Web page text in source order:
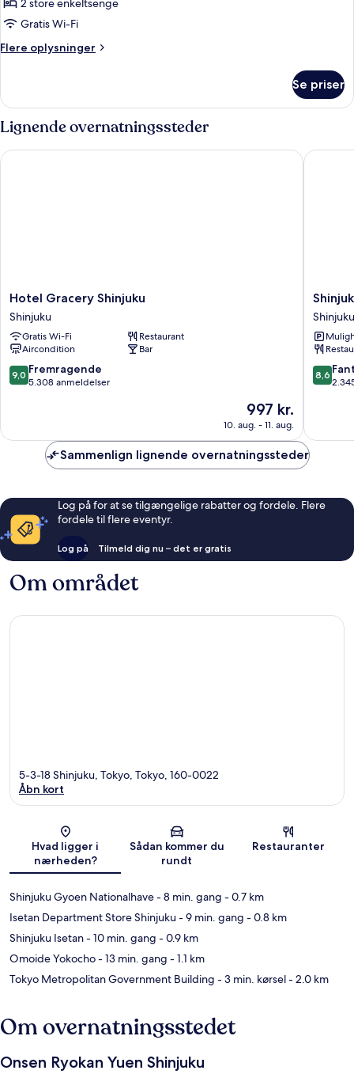
Suite
-
byudsigt
(ONSEN,
2 store enkeltsenge
Gratis Wi-Fi
Flere oplysninger
Flere
-
byudsigt
(ONSEN,
Twin)
Se priser
Lignende overnatningssteder
Hotel
Gracery
Shinjuku
Shinjuku
Hotel Gracery Shinjuku
Shinjuku
Gratis Wi-Fi
Restaurant
Aircondition
Bar
9.0
ud
5.308
anmeldelser
9,0 Fremragende
5.308 anmeldelser
Prisen
997 kr.
997 kr.
10. aug. - 11. aug.
Hotel Gracery Shinjuku
Shinjuku
Granbell
Hotel
Shinjuku
Shinjuku
8.6
ud
2.345
8,6
Sammenlign lignende overnatningssteder
Log på for at se tilgængelige rabatter og fordele. Flere
fordele til flere eventyr.
Log på Tilmeld dig nu – det er gratis
Om området
Kort
5-3-18 Shinjuku, Tokyo, Tokyo, 160-0022
Åbn kort
Hvad ligger i
nærheden?
Sådan kommer du
rundt
Restauranter
Shinjuku Gyoen Nationalhave- 8 min. gang - 0.7 km
Isetan Department Store Shinjuku- 9 min. gang - 0.8 km
Shinjuku Isetan- 10 min. gang - 0.9 km
Omoide Yokocho- 13 min. gang - 1.1 km
Tokyo Metropolitan Government Building - 3 min. kørsel- 2.0 km
Om overnatningsstedet
Onsen Ryokan Yuen Shinjuku